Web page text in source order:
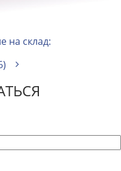
на склад: